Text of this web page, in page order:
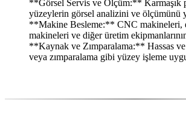
**Görsel Servis ve Ölçüm:** Karmaşık
yüzeylerin görsel analizini ve ölçümünü
**Makine Besleme:** CNC makineleri,
makineleri ve diğer üretim
**Kaynak ve Zımparalama:** Hassas ve
veya zımparalama gibi yüzey işleme